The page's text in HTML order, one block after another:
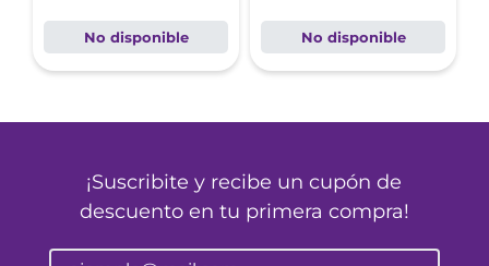
No disponible No disponible
¡Suscribite y recibe un cupón de
descuento en tu primera compra!